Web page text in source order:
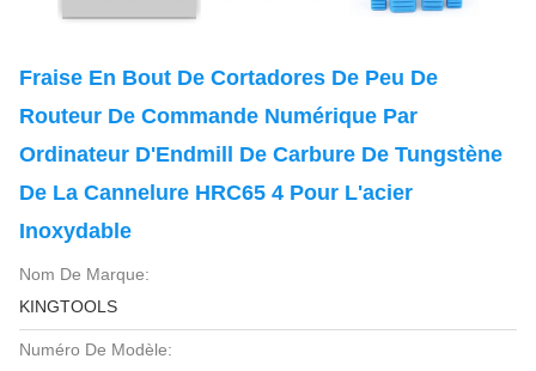
Fraise En Bout De Cortadores De Peu De
Routeur De Commande Numérique Par
Ordinateur D'Endmill De Carbure De Tungstène
De La Cannelure HRC65 4 Pour L'acier
Inoxydable
Nom De Marque:
KINGTOOLS
Numéro De Modèle: